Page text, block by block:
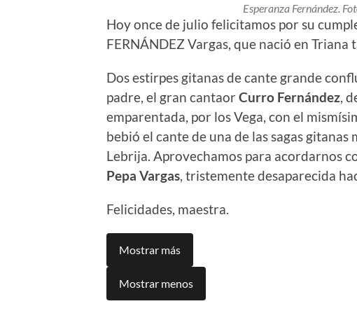
Esperanza Fernández.
Hoy once de julio felicitamos por su
FERNÁNDEZ Vargas, que nació en
Dos estirpes gitanas de cante grande
padre, el gran cantaor Curro Fernández,
emparentada, por los Vega, con el
bebió el cante de una de las sagas
Lebrija. Aprovechamos para acordarnos
Pepa Vargas, tristemente desaparecida
Felicidades, maestra.
Mostrar más
Mostrar menos